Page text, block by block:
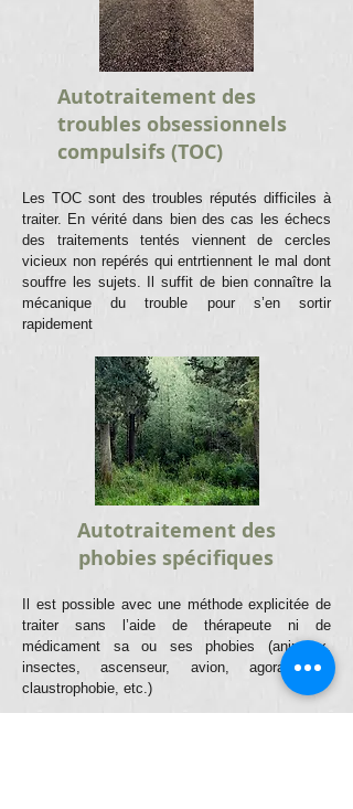
Autotraitement des
troubles obsessionnels
compulsifs (TOC)
Les TOC sont des troubles réputés difficiles à
traiter. En vérité dans bien des cas les échecs
des traitements tentés viennent de cercles
vicieux non repérés qui entrtiennent le mal dont
souffre les sujets. Il suffit de bien connaître la
mécanique du trouble pour s’en sortir
rapidement
Autotraitement des
phobies spécifiques
Il est possible avec une méthode explicitée de
traiter sans l’aide de thérapeute ni de
médicament sa ou ses phobies (animaux,
insectes, ascenseur, avion, agoraphobie,
claustrophobie, etc.)